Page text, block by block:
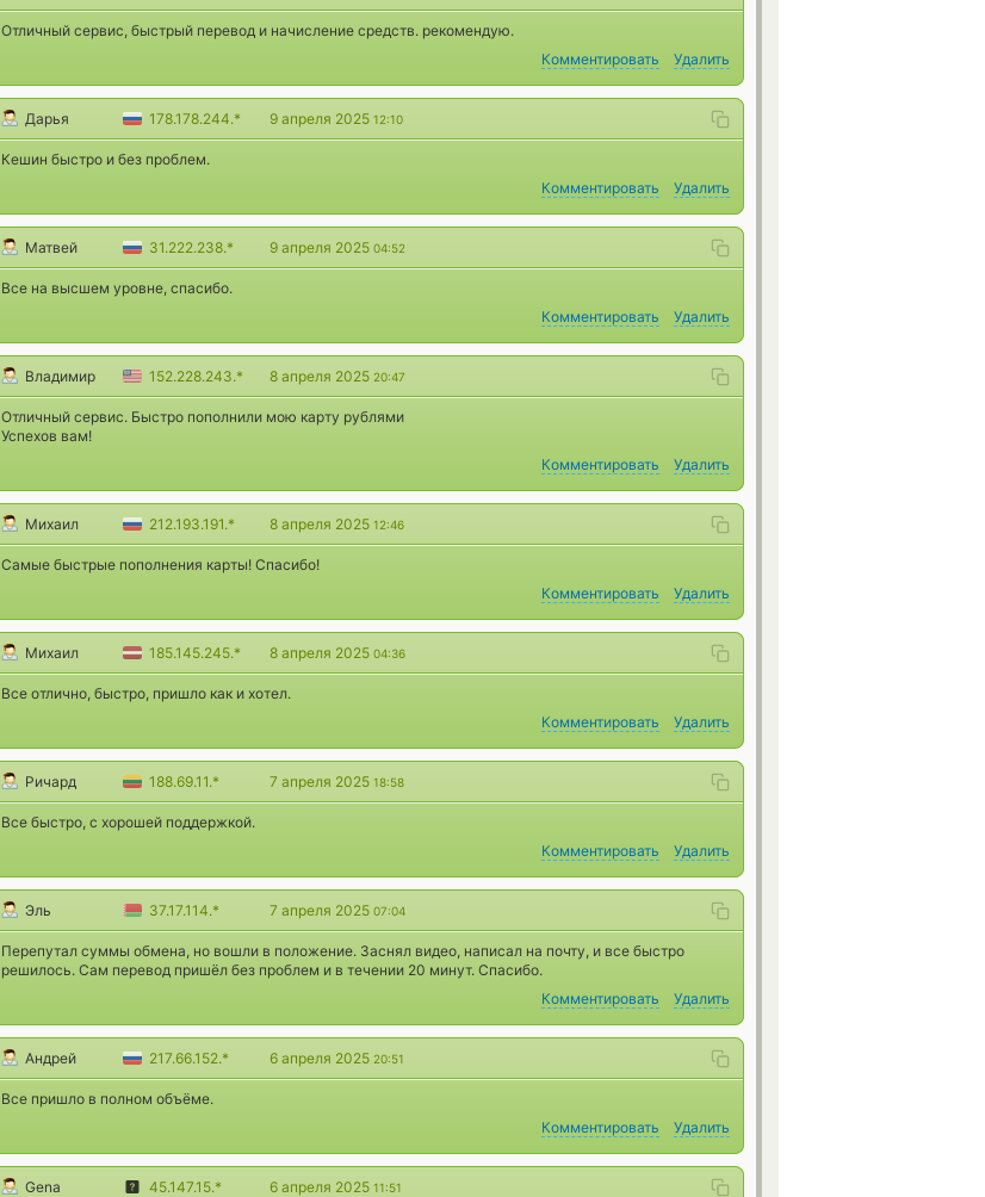
Отличный сервис, быстрый перевод и начисление средств. рекомендую.
Комментировать
Удалить
Дарья 178.178.244.* 9 апреля 2025 12:10
Кешин быстро и без проблем.
Комментировать
Удалить
Матвей 31.222.238.* 9 апреля 2025 04:52
Все на высшем уровне, спасибо.
Комментировать
Удалить
Владимир 152.228.243.* 8 апреля 2025 20:47
Отличный сервис. Быстро пополнили мою карту рублями
Успехов вам!
Комментировать
Удалить
Михаил 212.193.191.* 8 апреля 2025 12:46
Самые быстрые пополнения карты! Спасибо!
Комментировать
Удалить
Михаил 185.145.245.* 8 апреля 2025 04:36
Все отлично, быстро, пришло как и хотел.
Комментировать
Удалить
Ричард 188.69.11.* 7 апреля 2025 18:58
Все быстро, с хорошей поддержкой.
Комментировать
Удалить
Эль 37.17.114.* 7 апреля 2025 07:04
Перепутал суммы обмена, но вошли в положение. Заснял видео, написал на почту, и все быстро
решилось. Сам перевод пришёл без проблем и в течении 20 минут. Спасибо.
Комментировать
Удалить
Андрей 217.66.152.* 6 апреля 2025 20:51
Все пришло в полном объёме.
Комментировать
Удалить
Gena 45.147.15.* 6 апреля 2025 11:51